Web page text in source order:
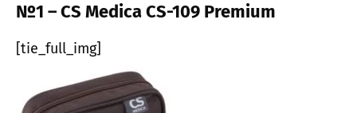
№1 – CS Medica CS-109 Premium
[tie_full_img]